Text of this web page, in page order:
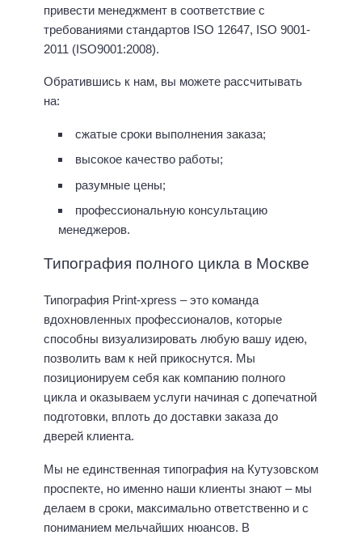
привести менеджмент в соответствие с
требованиями стандартов ISO 12647, ISO 9001-
2011 (ISO9001:2008).
Обратившись к нам, вы можете рассчитывать
на:
сжатые сроки выполнения заказа;
высокое качество работы;
разумные цены;
профессиональную консультацию
менеджеров.
Типография полного цикла в Москве
Типография Print-xpress – это команда
вдохновленных профессионалов, которые
способны визуализировать любую вашу идею,
позволить вам к ней прикоснутся. Мы
позиционируем себя как компанию полного
цикла и оказываем услуги начиная с допечатной
подготовки, вплоть до доставки заказа до
дверей клиента.
Мы не единственная типография на Кутузовском
проспекте, но именно наши клиенты знают – мы
делаем в сроки, максимально ответственно и с
пониманием мельчайших нюансов. В